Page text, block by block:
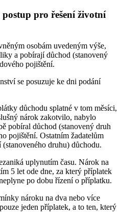
pro řešení životní
osobám uvedeným výše,
a pobírají důchod (stanovený
pojištění.
se posuzuje ke dni podání
důchodu splatné v tom měsíci,
nárok zakotvilo, nabylo
pobíral důchod (stanovený druh
pojištění. Ostatním žadatelům
druhu) důchodu.
uplynutím času. Nárok na
5 let ode dne, za který příplatek
po dobu řízení o příplatku.
nároku na dva nebo více
jeden příplatek, a to ten, který